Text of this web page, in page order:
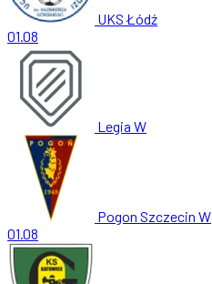
UKS Łódź
01.08
Legia W
Pogon Szczecin W
01.08